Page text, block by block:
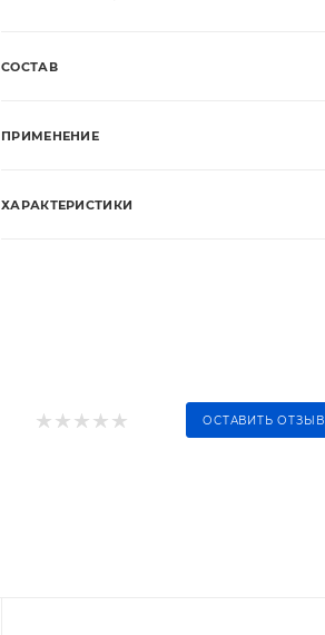
СОСТАВ
ПРИМЕНЕНИЕ
ХАРАКТЕРИСТИКИ
ОСТАВИТЬ ОТЗЫВ